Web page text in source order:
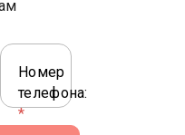
Номер
телефона:
*